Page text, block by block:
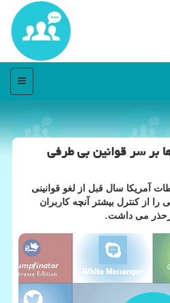
منو
بر سر قوانین بی طرفی
آمریكا سال قبل از لغو قوانینی
را از كنترل بیشتر آنچه كاربران
برحذر می داشت.